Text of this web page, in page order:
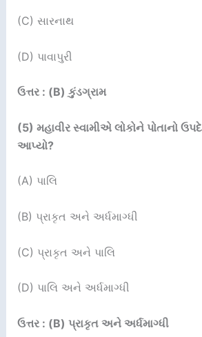
(C) સારનાથ
(D) પાવાપુરી
ઉત્તર : (B) કુંડગ્રામ
(5) મહાવીર સ્વામીએ લોકોને પોતાનો
આપ્યો?
(A) પાલિ
(B) પ્રાકૃત અને અર્ધમાગ્ધી
(C) પ્રાકૃત અને પાલિ
(D) પાલિ અને અર્ધમાગ્ધી
ઉત્તર : (B) પ્રાકૃત અને અર્ધમાગ્ધી